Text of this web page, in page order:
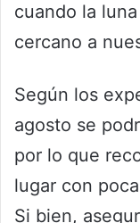
cuando la
cercano a
Según los
agosto se
por lo que
lugar con
Si bien,